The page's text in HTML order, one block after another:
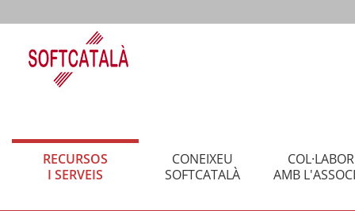
RECURSOS
I SERVEIS
CONEIXEU
SOFTCATALÀ
AMB